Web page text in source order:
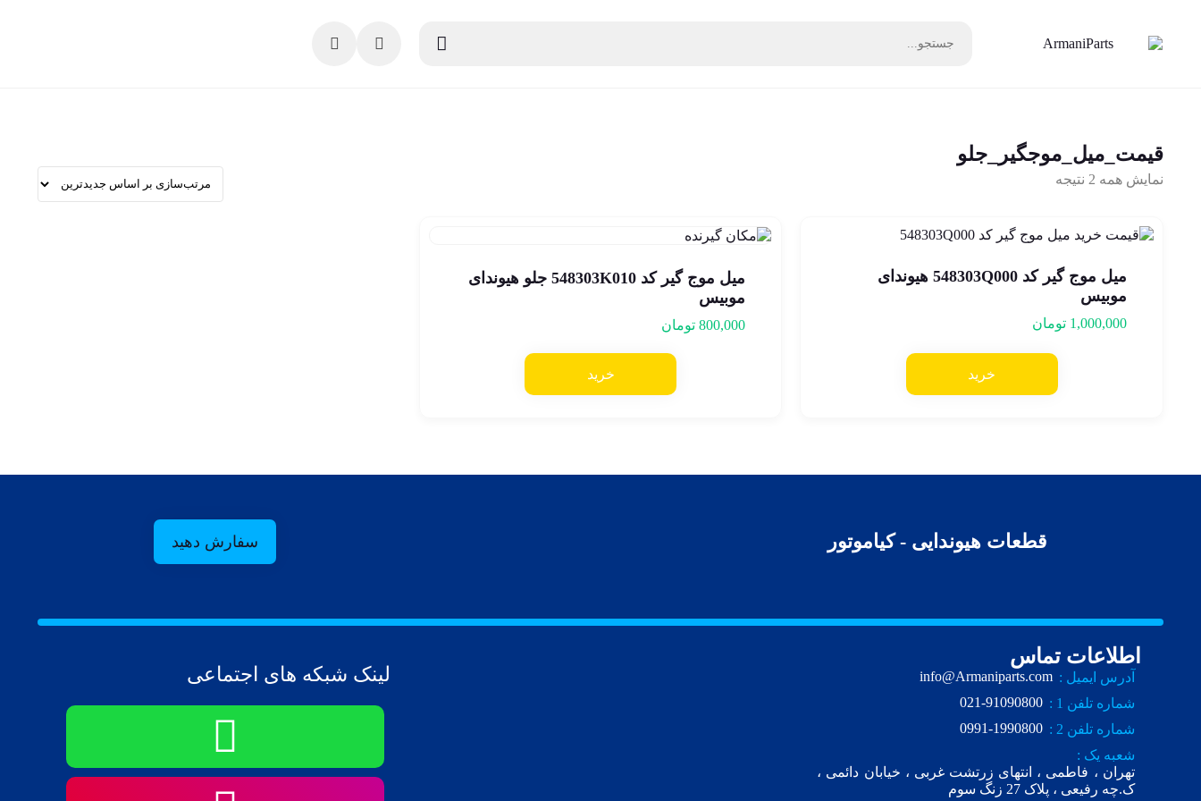
قیمت_میل_موجگیر_جلو
نمایش همه 2 نتیجه
میل موج گیر کد 548303Q000 هیوندای
موبیس
1,000,000 تومان
خرید
میل موج گیر کد 548303K010 جلو هیوندای
موبیس
800,000 تومان
خرید
قطعات هیوندایی - کیاموتور سفارش دهید
اطلاعات تماس
آدرس ایمیل : info@Armaniparts.com
شماره تلفن 1 :
021-91090800
شماره تلفن 2 :
0991-1990800
شعبه یک :
تهران ، فاطمی ، انتهای زرتشت غربی ، خیابان دائمی ،
ک.چه رفیعی ، پلاک 27 زنگ سوم
لینک شبکه های اجتماعی